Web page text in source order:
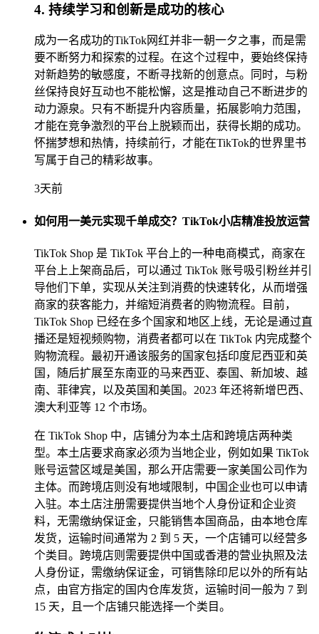
4. 持续学习和创新是成功的核心
成为一名成功的TikTok网红并非一朝一夕之事，而是需
要不断努力和探索的过程。在这个过程中，要始终保持
对新趋势的敏感度，不断寻找新的创意点。同时，与粉
丝保持良好互动也不能松懈，这是推动自己不断进步的
动力源泉。只有不断提升内容质量，拓展影响力范围，
才能在竞争激烈的平台上脱颖而出，获得长期的成功。
怀揣梦想和热情，持续前行，才能在TikTok的世界里书
写属于自己的精彩故事。
3天前
如何用一美元实现千单成交？TikTok小店精准投放运营
TikTok Shop 是 TikTok 平台上的一种电商模式，商家在
平台上上架商品后，可以通过 TikTok 账号吸引粉丝并引
导他们下单，实现从关注到消费的快速转化，从而增强
商家的获客能力，并缩短消费者的购物流程。目前，
TikTok Shop 已经在多个国家和地区上线，无论是通过直
播还是短视频购物，消费者都可以在 TikTok 内完成整个
购物流程。最初开通该服务的国家包括印度尼西亚和英
国，随后扩展至东南亚的马来西亚、泰国、新加坡、越
南、菲律宾，以及英国和美国。2023 年还将新增巴西、
澳大利亚等 12 个市场。
在 TikTok Shop 中，店铺分为本土店和跨境店两种类
型。本土店要求商家必须为当地企业，例如如果 TikTok
账号运营区域是美国，那么开店需要一家美国公司作为
主体。而跨境店则没有地域限制，中国企业也可以申请
入驻。本土店注册需要提供当地个人身份证和企业资
料，无需缴纳保证金，只能销售本国商品，由本地仓库
发货，运输时间通常为 2 到 5 天，一个店铺可以经营多
个类目。跨境店则需要提供中国或香港的营业执照及法
人身份证，需缴纳保证金，可销售除印尼以外的所有站
点，由官方指定的国内仓库发货，运输时间一般为 7 到
15 天，且一个店铺只能选择一个类目。